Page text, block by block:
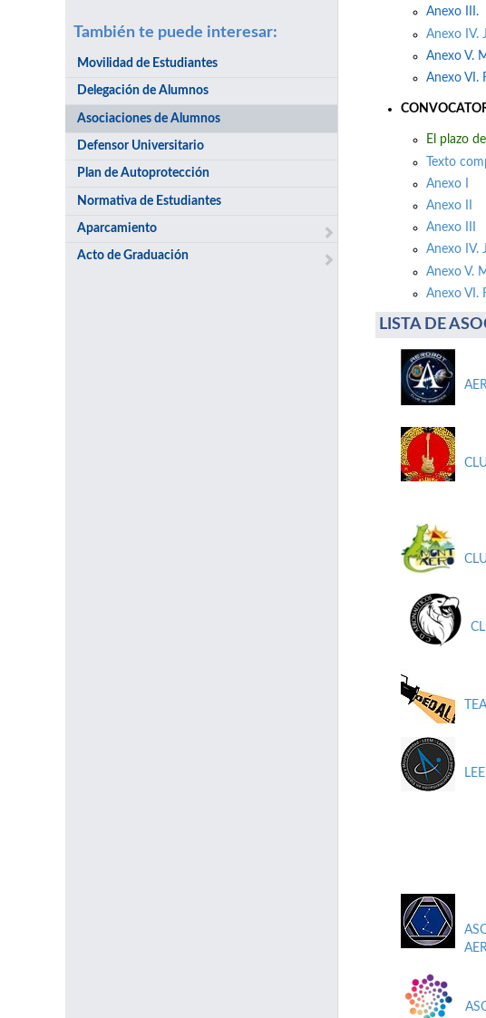
También te puede interesar:
Movilidad de Estudiantes
Delegación de Alumnos
Asociaciones de Alumnos
Defensor Universitario
Plan de Autoprotección
Normativa de Estudiantes
Aparcamiento
Acto de Graduación
Anexo III.
Anexo IV.
Anexo V.
Anexo VI.
El plazo
Texto
Anexo I
Anexo II
Anexo III
Anexo IV.
Anexo V.
Anexo VI.
LISTA DE